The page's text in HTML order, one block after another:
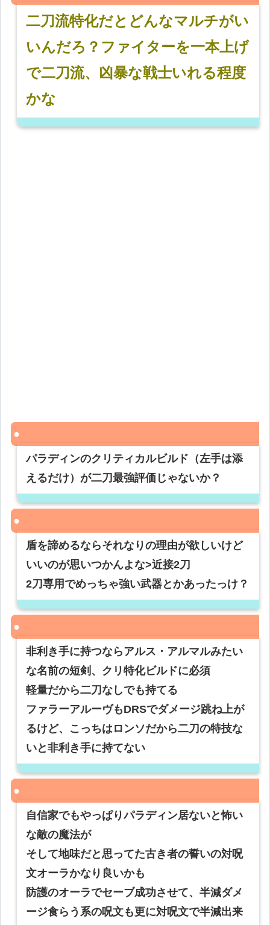
二刀流特化だとどんなマルチがい
いんだろ？ファイターを一本上げ
で二刀流、凶暴な戦士いれる程度
かな
パラディンのクリティカルビルド（左手は添
えるだけ）が二刀最強評価じゃないか？
盾を諦めるならそれなりの理由が欲しいけど
いいのが思いつかんよな>近接2刀
2刀専用でめっちゃ強い武器とかあったっけ？
非利き手に持つならアルス・アルマルみたい
な名前の短剣、クリ特化ビルドに必須
軽量だから二刀なしでも持てる
ファラーアルーヴもDRSでダメージ跳ね上が
るけど、こっちはロンソだから二刀の特技な
いと非利き手に持てない
自信家でもやっぱりパラディン居ないと怖い
な敵の魔法が
そして地味だと思ってた古き者の誓いの対呪
文オーラかなり良いかも
防護のオーラでセーブ成功させて、半減ダメ
ージ食らう系の呪文も更に対呪文で半減出来